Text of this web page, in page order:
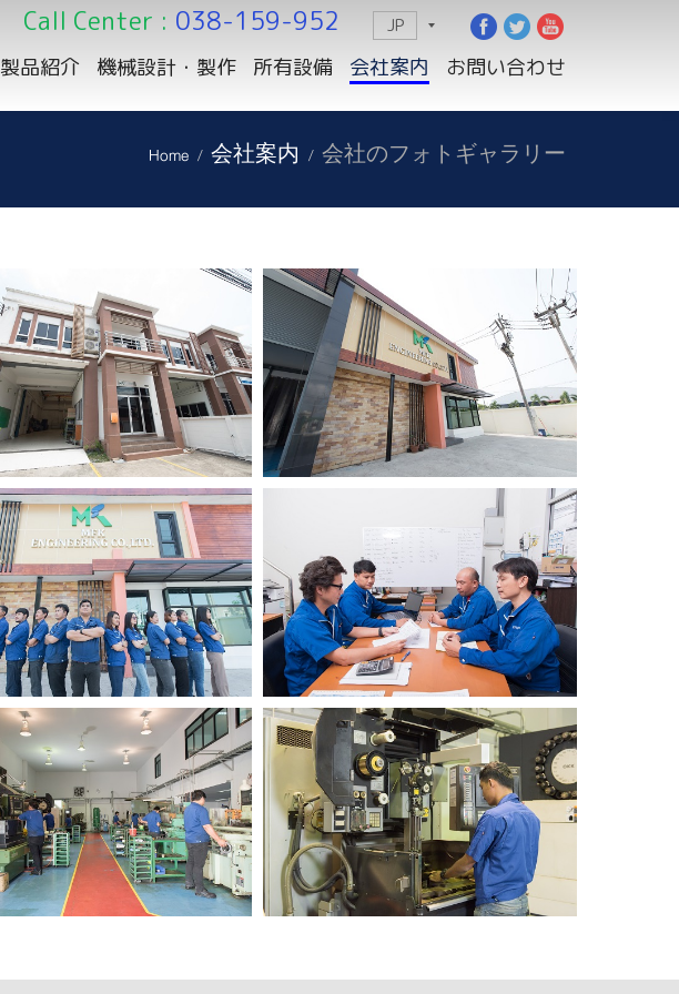
Call Center : 038-159-952 JP
製品紹介 機械設計・製作 所有設備 会社案内 お問い合わせ
Home 会社案内 会社のフォトギャラリー